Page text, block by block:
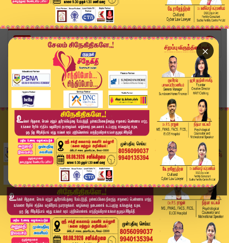
×
Home
வீடியோ ஸ்டோரி
Headlines Now | 9 PM Headlines | 08 APR 2026 | ...